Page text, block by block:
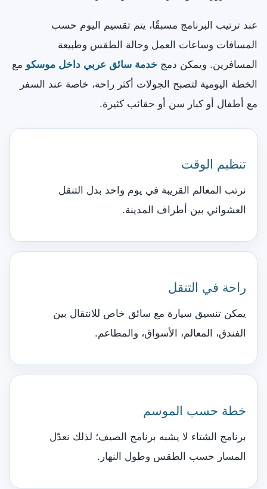
عند ترتيب البرنامج مسبقًا، يتم تقسيم اليوم حسب
المسافات وساعات العمل وحالة الطقس وطبيعة
المسافرين. ويمكن دمج خدمة سائق عربي داخل موسكو مع
الخطة اليومية لتصبح الجولات أكثر راحة، خاصة عند السفر
مع أطفال أو كبار سن أو حقائب كثيرة.
تنظيم الوقت
نرتب المعالم القريبة في يوم واحد بدل التنقل
العشوائي بين أطراف المدينة.
راحة في التنقل
يمكن تنسيق سيارة مع سائق خاص للانتقال بين
الفندق، المعالم، الأسواق، والمطاعم.
خطة حسب الموسم
برنامج الشتاء لا يشبه برنامج الصيف؛ لذلك نعدّل
المسار حسب الطقس وطول النهار.